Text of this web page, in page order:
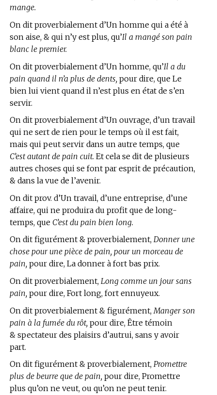
mange.
On dit proverbialement d’Un homme qui a été à
son aise, & qui n’y est plus, qu’Il a mangé son pain
blanc le premier.
On dit proverbialement d’Un homme, qu’Il a du
pain quand il n’a plus de dents, pour dire, que Le
bien lui vient quand il n’est plus en état de s’en
servir.
On dit proverbialement d’Un ouvrage, d’un travail
qui ne sert de rien pour le temps où il est fait,
mais qui peut servir dans un autre temps, que
C’est autant de pain cuit. Et cela se dit de plusieurs
autres choses qui se font par esprit de précaution,
& dans la vue de l’avenir.
On dit prov. d’Un travail, d’une entreprise, d’une
affaire, qui ne produira du profit que de long-
temps, que C’est du pain bien long.
On dit figurément & proverbialement, Donner une
chose pour une pièce de pain, pour un morceau de
pain, pour dire, La donner à fort bas prix.
On dit proverbialement, Long comme un jour sans
pain, pour dire, Fort long, fort ennuyeux.
On dit proverbialement & figurément, Manger son
pain à la fumée du rôt, pour dire, Être témoin
& spectateur des plaisirs d’autrui, sans y avoir
part.
On dit figurément & proverbialement, Promettre
plus de beurre que de pain, pour dire, Promettre
plus qu’on ne veut, ou qu’on ne peut tenir.